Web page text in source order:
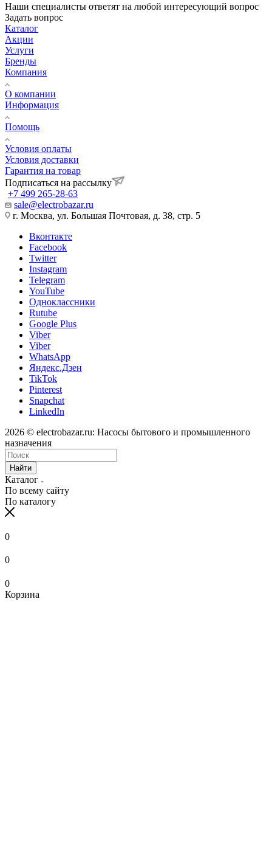
Наши специалисты ответят на любой интересующий вопрос
Задать вопрос
Каталог
Акции
Услуги
Бренды
Компания
О компании
Информация
Помощь
Условия оплаты
Условия доставки
Гарантия на товар
Подписаться на рассылку
+7 499 265-28-63
sale@electrobazar.ru
г. Москва, ул. Большая Почтовая, д. 38, стр. 5
Вконтакте
Facebook
Twitter
Instagram
Telegram
YouTube
Одноклассники
Rutube
Google Plus
Viber
Viber
WhatsApp
Яндекс.Дзен
TikTok
Pinterest
Snapchat
LinkedIn
2026 © electrobazar.ru: Насосы бытового и промышленного
назначения
Найти
Каталог
По всему сайту
По каталогу
0
0
0
Корзина